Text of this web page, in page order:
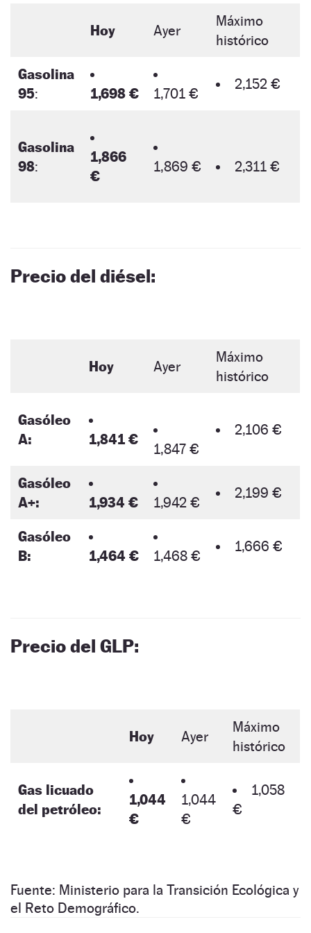
Hoy Ayer
Máximo
histórico
Gasolina
95: 1,698 € 1,701 €
2,152 €
Gasolina
98:
1,866
€
1,869 € 2,311 €
Precio del diésel:
Hoy Ayer
Máximo
histórico
Gasóleo
A:
1,841 €
1,847 €
2,106 €
Gasóleo
A+:
1,934 € 1,942 €
2,199 €
Gasóleo
B:
1,464 € 1,468 €
1,666 €
Precio del GLP:
Hoy Ayer
Máximo
histórico
Gas licuado
del petróleo:
1,044
€
1,044
€
1,058
€
Fuente: Ministerio para la Transición Ecológica y
el Reto Demográfico.